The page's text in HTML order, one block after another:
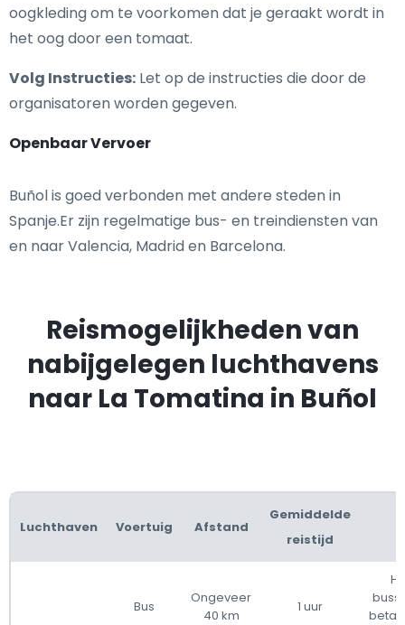
oogkleding om te voorkomen dat je geraakt wordt in
het oog door een tomaat.
Volg Instructies: Let op de instructies die door de
organisatoren worden gegeven.
Openbaar Vervoer
Buñol is goed verbonden met andere steden in
Spanje.Er zijn regelmatige bus- en treindiensten van
en naar Valencia, Madrid en Barcelona.
Reismogelijkheden van
nabijgelegen luchthavens
naar La Tomatina in Buñol
Luchthaven Voertuig Afstand
Gemiddelde
reistijd
Bus
Ongeveer
40 km
1 uur